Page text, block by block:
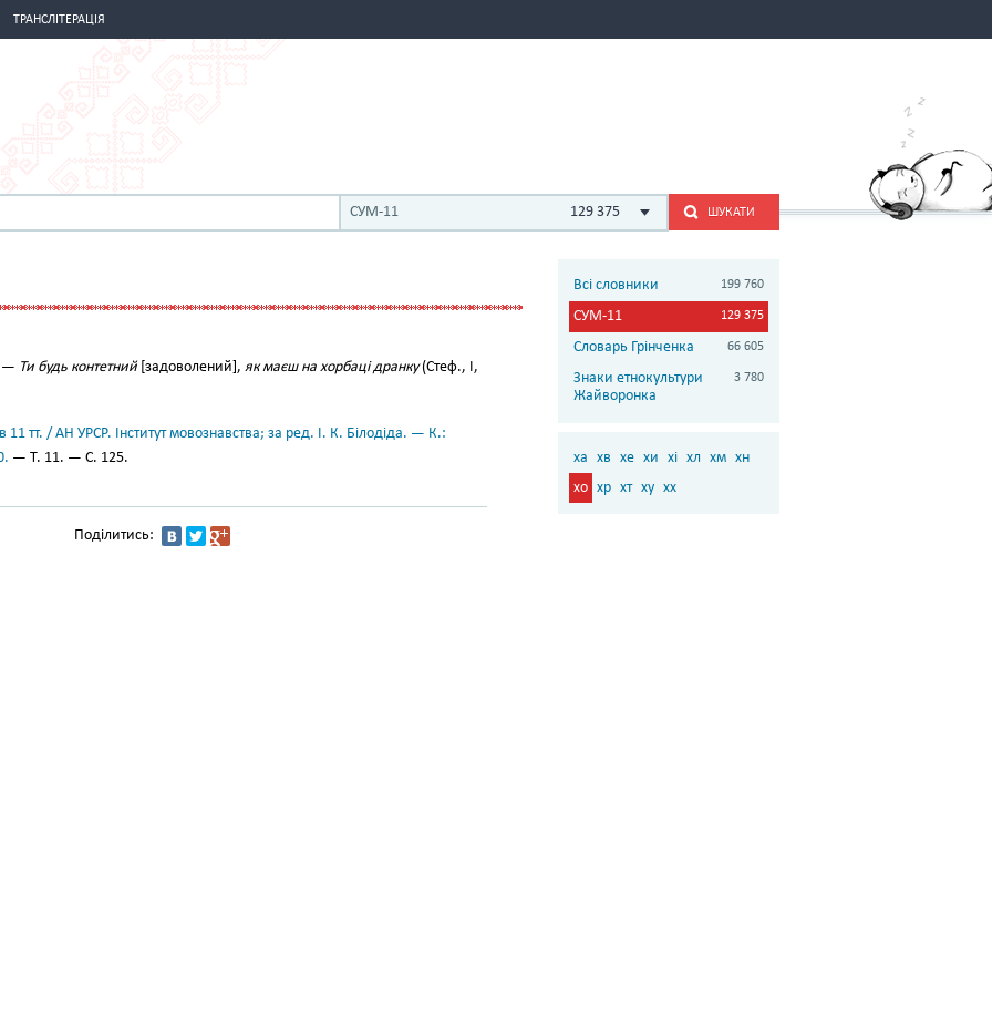
ТРАНСЛІТЕРАЦІЯ
СУМ-11 129 375 ШУКАТИ
— Ти будь контетний [задоволений], як маєш на хорбаці дранку(Стеф., І,
11 тт. / АН УРСР. Інститут мовознавства; за ред. І. К. Білодіда. — К.:
— Т. 11. — С. 125.
Поділитись:
Всі словники 199 760
СУМ-11 129 375
Словарь Грінченка 66 605
Знаки етнокультури
Жайворонка
3 780
ха хв хе хи хі хл хм хн
хо хр хт ху хх